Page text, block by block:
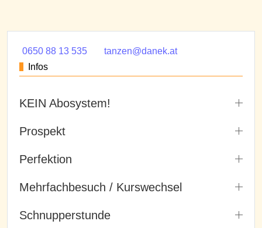
0650 88 13 535
tanzen@danek.at
Infos
KEIN Abosystem!
Prospekt
Perfektion
Mehrfachbesuch / Kurswechsel
Schnupperstunde